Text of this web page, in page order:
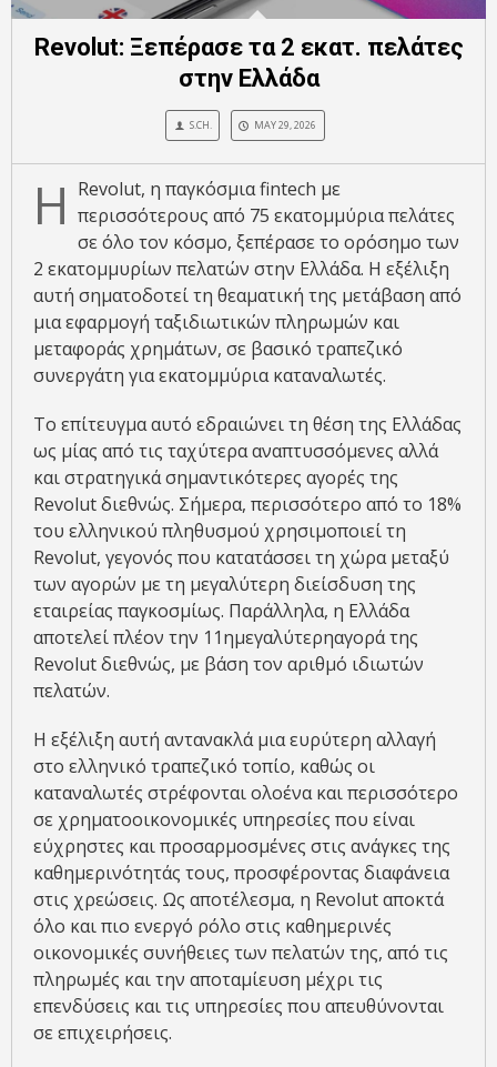
Revolut: Ξεπέρασε τα 2 εκατ. πελάτες
στην Ελλάδα
S.CH. MAY 29, 2026
Η Revolut, η παγκόσμια fintech με
περισσότερους από 75 εκατομμύρια πελάτες
σε όλο τον κόσμο, ξεπέρασε το ορόσημο των
2 εκατομμυρίων πελατών στην Ελλάδα. Η εξέλιξη
αυτή σηματοδοτεί τη θεαματική της μετάβαση από
μια εφαρμογή ταξιδιωτικών πληρωμών και
μεταφοράς χρημάτων, σε βασικό τραπεζικό
συνεργάτη για εκατομμύρια καταναλωτές.
Το επίτευγμα αυτό εδραιώνει τη θέση της Ελλάδας
ως μίας από τις ταχύτερα αναπτυσσόμενες αλλά
και στρατηγικά σημαντικότερες αγορές της
Revolut διεθνώς. Σήμερα, περισσότερο από το 18%
του ελληνικού πληθυσμού χρησιμοποιεί τη
Revolut, γεγονός που κατατάσσει τη χώρα μεταξύ
των αγορών με τη μεγαλύτερη διείσδυση της
εταιρείας παγκοσμίως. Παράλληλα, η Ελλάδα
αποτελεί πλέον την 11ημεγαλύτερηαγορά της
Revolut διεθνώς, με βάση τον αριθμό ιδιωτών
πελατών.
Η εξέλιξη αυτή αντανακλά μια ευρύτερη αλλαγή
στο ελληνικό τραπεζικό τοπίο, καθώς οι
καταναλωτές στρέφονται ολοένα και περισσότερο
σε χρηματοοικονομικές υπηρεσίες που είναι
εύχρηστες και προσαρμοσμένες στις ανάγκες της
καθημερινότητάς τους, προσφέροντας διαφάνεια
στις χρεώσεις. Ως αποτέλεσμα, η Revolut αποκτά
όλο και πιο ενεργό ρόλο στις καθημερινές
οικονομικές συνήθειες των πελατών της, από τις
πληρωμές και την αποταμίευση μέχρι τις
επενδύσεις και τις υπηρεσίες που απευθύνονται
σε επιχειρήσεις.